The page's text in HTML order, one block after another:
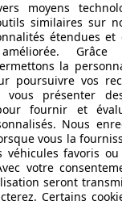
concernant
Haut
ligne de
moyens
similaires sur
étendues et
la
poursuivre vos
vous présenter
fournir et
Nous
vous la
véhicules favoris
votre
seront
Certains